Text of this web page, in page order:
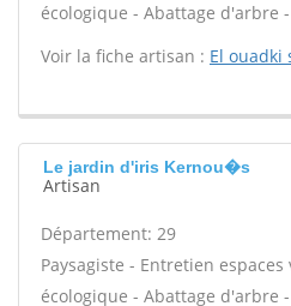
écologique - Abattage d'arbre
Voir la fiche artisan : El ouadki
Le jardin d'iris Kernou�s
Artisan
Département: 29
Paysagiste - Entretien
écologique - Abattage d'arbre